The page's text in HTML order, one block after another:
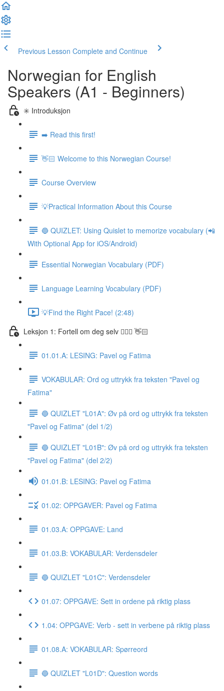
Previous Lesson Complete and Continue
Norwegian for English
Speakers (A1 - Beginners)
✳️ Introduksjon
➡️ Read this first!
👋🏻 Welcome to this Norwegian Course!
Course Overview
💡Practical Information About this Course
🔵 QUIZLET: Using Quislet to memorize vocabulary (📲
With Optional App for iOS/Android)
Essential Norwegian Vocabulary (PDF)
Language Learning Vocabulary (PDF)
💡Find the Right Pace! (2:48)
Leksjon 1: Fortell om deg selv 🙋🏽‍♀️ 👋🏻
01.01.A: LESING: Pavel og Fatima
VOKABULAR: Ord og uttrykk fra teksten "Pavel og
Fatima"
🔵 QUIZLET "L01A": Øv på ord og uttrykk fra teksten
"Pavel og Fatima" (del 1/2)
🔵 QUIZLET "L01B": Øv på ord og uttrykk fra teksten
"Pavel og Fatima" (del 2/2)
01.01.B: LESING: Pavel og Fatima
01.02: OPPGAVER: Pavel og Fatima
01.03.A: OPPGAVE: Land
01.03.B: VOKABULAR: Verdensdeler
🔵 QUIZLET "L01C": Verdensdeler
01.07: OPPGAVE: Sett in ordene på riktig plass
1.04: OPPGAVE: Verb - sett in verbene på riktig plass
01.08.A: VOKABULAR: Spørreord
🔵 QUIZLET "L01D": Question words